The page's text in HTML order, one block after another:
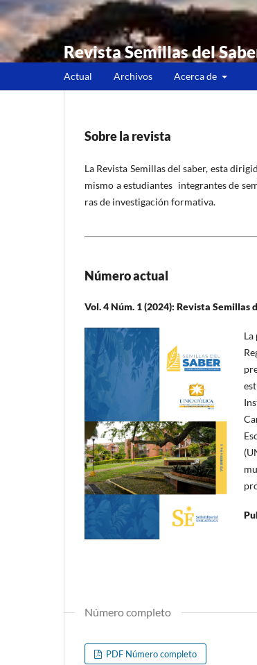
Revista Semillas del
Actual Archivos Acerca de
Sobre la revista
La Revista Semillas del saber, esta
mismo a estudiantes integrantes de
ras de investigación formativa.
Número actual
Vol. 4 Núm. 1 (2024): Revista Semillas
La
Número completo
PDF Número completo